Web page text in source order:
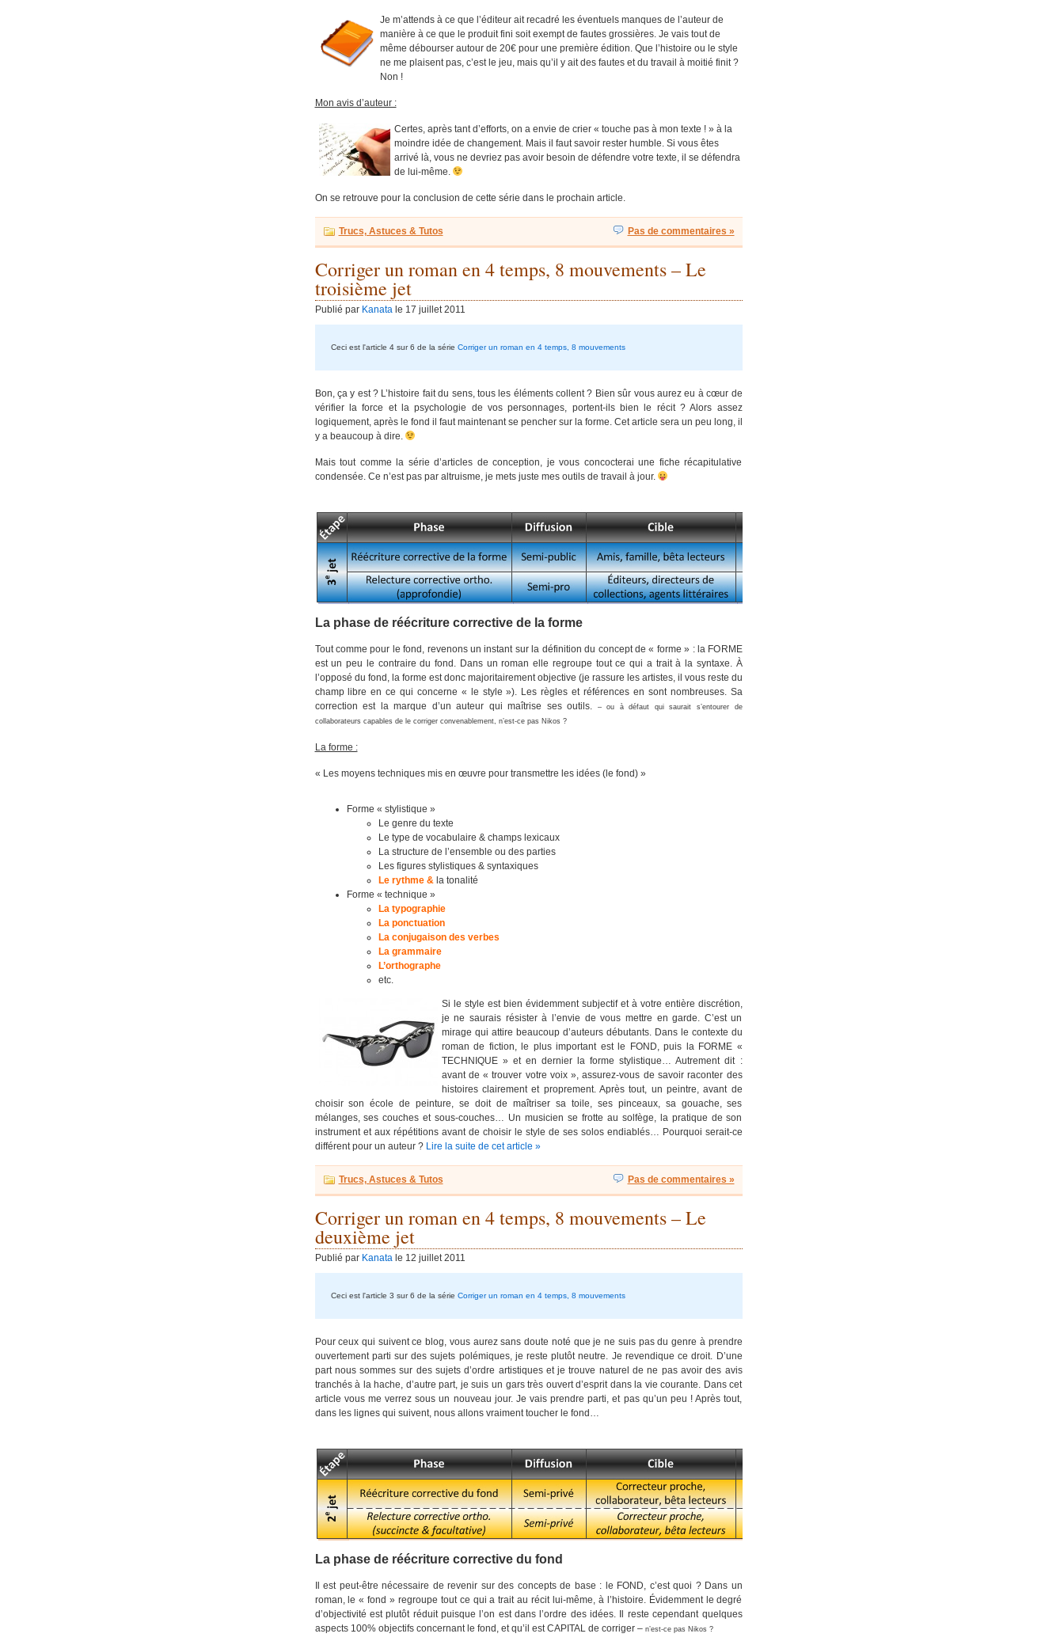
Je m’attends à ce que l’éditeur ait recadré les éventuels manques de l’auteur de
manière à ce que le produit fini soit exempt de fautes grossières. Je vais tout de
même débourser autour de 20€ pour une première édition. Que l’histoire ou le style
ne me plaisent pas, c’est le jeu, mais qu’il y ait des fautes et du travail à moitié finit ?
Non !
Mon avis d’auteur :
Certes, après tant d’efforts, on a envie de crier « touche pas à mon texte ! » à la
moindre idée de changement. Mais il faut savoir rester humble. Si vous êtes
arrivé là, vous ne devriez pas avoir besoin de défendre votre texte, il se défendra
de lui-même.
On se retrouve pour la conclusion de cette série dans le prochain article.
Trucs, Astuces & Tutos Pas de commentaires »
Corriger un roman en 4 temps, 8 mouvements – Le
troisième jet
Publié par Kanatale 17 juillet 2011
Ceci est l'article 4 sur 6 de la série Corriger un roman en 4 temps, 8 mouvements
Bon, ça y est ? L’histoire fait du sens, tous les éléments collent ? Bien sûr vous aurez eu à cœur de
vérifier la force et la psychologie de vos personnages, portent-ils bien le récit ? Alors assez
logiquement, après le fond il faut maintenant se pencher sur la forme. Cet article sera un peu long, il
y a beaucoup à dire.
Mais tout comme la série d’articles de conception, je vous concocterai une fiche récapitulative
condensée. Ce n’est pas par altruisme, je mets juste mes outils de travail à jour.
La phase de réécriture corrective de la forme
Tout comme pour le fond, revenons un instant sur la définition du concept de « forme » : la FORME
est un peu le contraire du fond. Dans un roman elle regroupe tout ce qui a trait à la syntaxe. À
l’opposé du fond, la forme est donc majoritairement objective (je rassure les artistes, il vous reste du
champ libre en ce qui concerne « le style »). Les règles et références en sont nombreuses. Sa
correction est la marque d’un auteur qui maîtrise ses outils.
– ou à défaut qui saurait s’entourer de
collaborateurs capables de le corriger convenablement, n’est-ce pas Nikos ?
La forme :
« Les moyens techniques mis en œuvre pour transmettre les idées (le fond) »
Forme « stylistique »
Le genre du texte
Le type de vocabulaire & champs lexicaux
La structure de l’ensemble ou des parties
Les figures stylistiques & syntaxiques
Le rythme &la tonalité
Forme « technique »
La typographie
La ponctuation
La conjugaison des verbes
La grammaire
L’orthographe
etc.
Si le style est bien évidemment subjectif et à votre entière discrétion,
je ne saurais résister à l’envie de vous mettre en garde. C’est un
mirage qui attire beaucoup d’auteurs débutants. Dans le contexte du
roman de fiction, le plus important est le FOND, puis la FORME «
TECHNIQUE » et en dernier la forme stylistique… Autrement dit :
avant de « trouver votre voix », assurez-vous de savoir raconter des
histoires clairement et proprement. Après tout, un peintre, avant de
choisir son école de peinture, se doit de maîtriser sa toile, ses pinceaux, sa gouache, ses
mélanges, ses couches et sous-couches… Un musicien se frotte au solfège, la pratique de son
instrument et aux répétitions avant de choisir le style de ses solos endiablés… Pourquoi serait-ce
différent pour un auteur ? Lire la suite de cet article »
Trucs, Astuces & Tutos Pas de commentaires »
Corriger un roman en 4 temps, 8 mouvements – Le
deuxième jet
Publié par Kanatale 12 juillet 2011
Ceci est l'article 3 sur 6 de la série Corriger un roman en 4 temps, 8 mouvements
Pour ceux qui suivent ce blog, vous aurez sans doute noté que je ne suis pas du genre à prendre
ouvertement parti sur des sujets polémiques, je reste plutôt neutre. Je revendique ce droit. D’une
part nous sommes sur des sujets d’ordre artistiques et je trouve naturel de ne pas avoir des avis
tranchés à la hache, d’autre part, je suis un gars très ouvert d’esprit dans la vie courante. Dans cet
article vous me verrez sous un nouveau jour. Je vais prendre parti, et pas qu’un peu ! Après tout,
dans les lignes qui suivent, nous allons vraiment toucher le fond…
La phase de réécriture corrective du fond
Il est peut-être nécessaire de revenir sur des concepts de base : le FOND, c’est quoi ? Dans un
roman, le « fond » regroupe tout ce qui a trait au récit lui-même, à l’histoire. Évidemment le degré
d’objectivité est plutôt réduit puisque l’on est dans l’ordre des idées. Il reste cependant quelques
aspects 100% objectifs concernant le fond, et qu’il est CAPITAL de corriger – n’est-ce pas Nikos ?